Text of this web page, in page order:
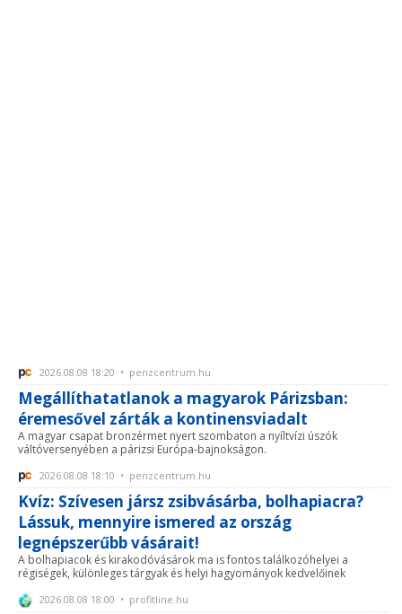
2026.08.08 18:20 • penzcentrum.hu
Megállíthatatlanok a magyarok Párizsban:
éremesővel zárták a kontinensviadalt
A magyar csapat bronzérmet nyert szombaton a nyíltvízi úszók
váltóversenyében a párizsi Európa-bajnokságon.
2026.08.08 18:10 • penzcentrum.hu
Kvíz: Szívesen jársz zsibvásárba, bolhapiacra?
Lássuk, mennyire ismered az ország
legnépszerűbb vásárait!
A bolhapiacok és kirakodóvásárok ma is fontos találkozóhelyei a
régiségek, különleges tárgyak és helyi hagyományok kedvelőinek
2026.08.08 18:00 • profitline.hu